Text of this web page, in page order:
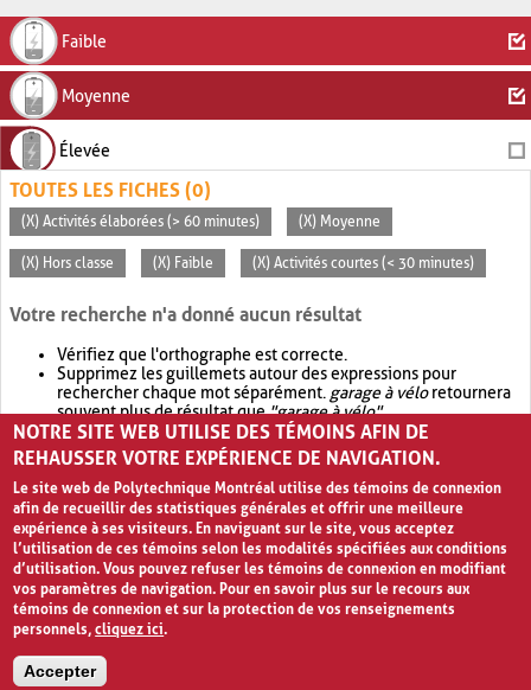
Faible
Moyenne
Élevée
TOUTES LES FICHES (0)
(X) Activités élaborées (> 60 minutes) (X) Moyenne
(X) Hors classe (X) Faible (X) Activités courtes (< 30 minutes)
Votre recherche n'a donné aucun résultat
Vérifiez que l'orthographe est correcte.
Supprimez les guillemets autour des expressions pour
rechercher chaque mot séparément. garage à véloretournera
souvent plus de résultat que"garage à vélo".
Envisagez d'élargir votre recherche avec OR.garage OR vélo
retournera souvent plus de résultat quegarage à vélo
NOTRE SITE WEB UTILISE DES TÉMOINS AFIN DE
REHAUSSER VOTRE EXPÉRIENCE DE NAVIGATION.
Le site web de Polytechnique Montréal utilise des témoins de connexion
afin de recueillir des statistiques générales et offrir une meilleure
expérience à ses visiteurs. En naviguant sur le site, vous acceptez
l’utilisation de ces témoins selon les modalités spécifiées aux conditions
d’utilisation. Vous pouvez refuser les témoins de connexion en modifiant
vos paramètres de navigation. Pour en savoir plus sur le recours aux
témoins de connexion et sur la protection de vos renseignements
personnels,cliquez ici.
Accepter